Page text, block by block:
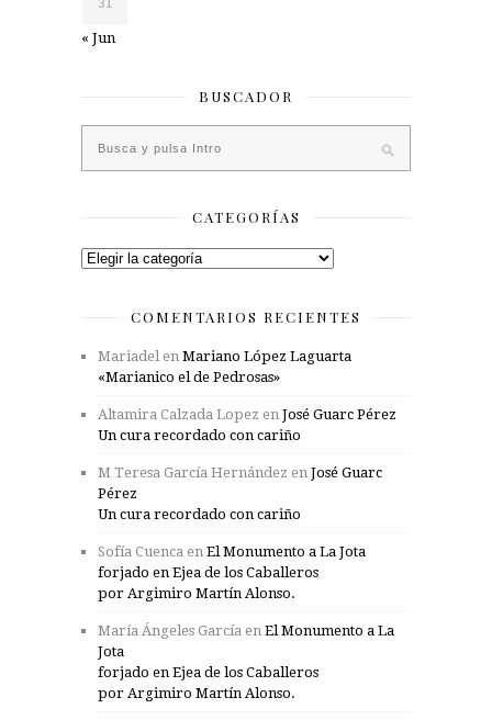
« Jun
BUSCADOR
CATEGORÍAS
Categorías
COMENTARIOS RECIENTES
Mariadelen Mariano López Laguarta
«Marianico el de Pedrosas»
Altamira Calzada Lopez en José Guarc Pérez
Un cura recordado con cariño
M Teresa García Hernández en José Guarc
Pérez
Un cura recordado con cariño
Sofía Cuenca en El Monumento a La Jota
forjado en Ejea de los Caballeros
por Argimiro Martín Alonso.
María Ángeles García en El Monumento a La
Jota
forjado en Ejea de los Caballeros
por Argimiro Martín Alonso.